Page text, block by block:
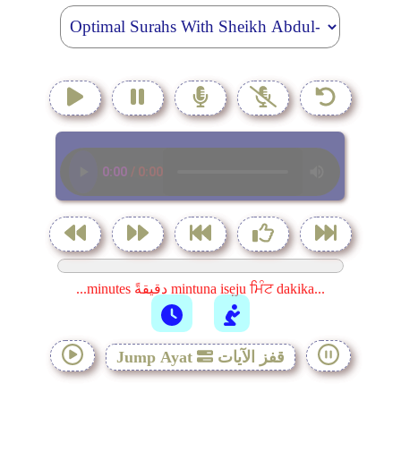
...minutes دقيقةً mintuna isẹju ਮਿੰਟ dakika...
Jump Ayat قفز الآيات